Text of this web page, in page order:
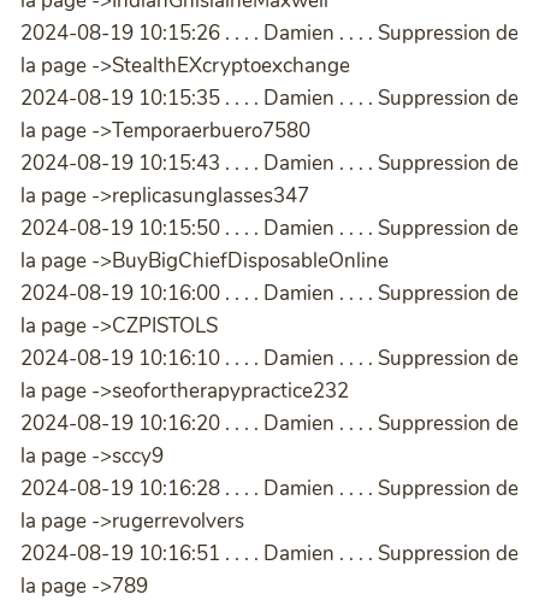
2024-08-19 10:15:26 . . . . Damien . . . . Suppression de
la page ->StealthEXcryptoexchange
2024-08-19 10:15:35 . . . . Damien . . . . Suppression de
la page ->Temporaerbuero7580
2024-08-19 10:15:43 . . . . Damien . . . . Suppression de
la page ->replicasunglasses347
2024-08-19 10:15:50 . . . . Damien . . . . Suppression de
la page ->BuyBigChiefDisposableOnline
2024-08-19 10:16:00 . . . . Damien . . . . Suppression de
la page ->CZPISTOLS
2024-08-19 10:16:10 . . . . Damien . . . . Suppression de
la page ->seofortherapypractice232
2024-08-19 10:16:20 . . . . Damien . . . . Suppression de
la page ->sccy9
2024-08-19 10:16:28 . . . . Damien . . . . Suppression de
la page ->rugerrevolvers
2024-08-19 10:16:51 . . . . Damien . . . . Suppression de
la page ->789